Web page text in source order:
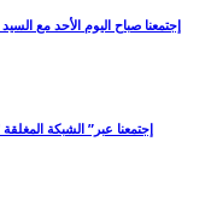
إجتمعنا صباح اليوم الأحد مع
إجتمعنا عبر” الشبكة